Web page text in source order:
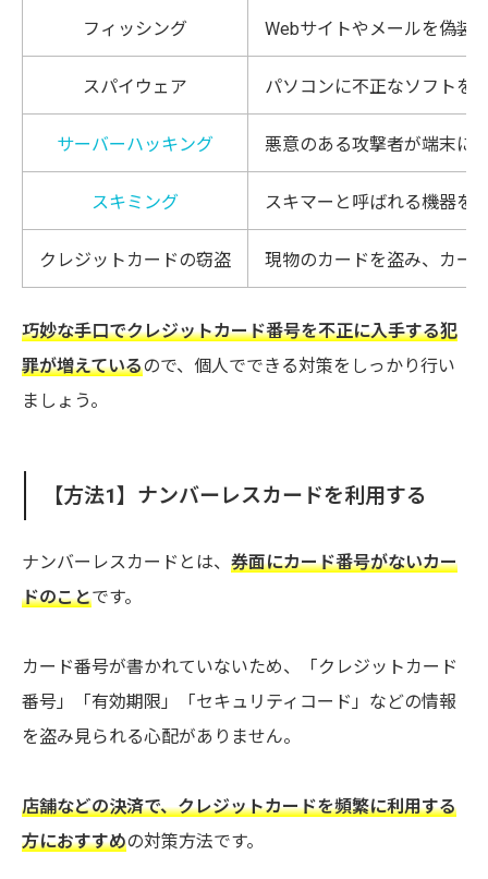
フィッシング Webサイトやメールを偽装
スパイウェア パソコンに不正なソフトを
サーバーハッキング 悪意のある攻撃者が端末に
スキミング スキマーと呼ばれる機器を
クレジットカードの窃盗 現物のカードを盗み、カー
巧妙な手口でクレジットカード番号を不正に入手する犯
罪が増えているので、個人でできる対策をしっかり行い
ましょう。
【方法1】ナンバーレスカードを利用する
ナンバーレスカードとは、 券面にカード番号がないカー
ドのことです。
カード番号が書かれていないため、「クレジットカード
番号」「有効期限」「セキュリティコード」などの情報
を盗み見られる心配がありません。
店舗などの決済で、クレジットカードを頻繁に利用する
方におすすめの対策方法です。